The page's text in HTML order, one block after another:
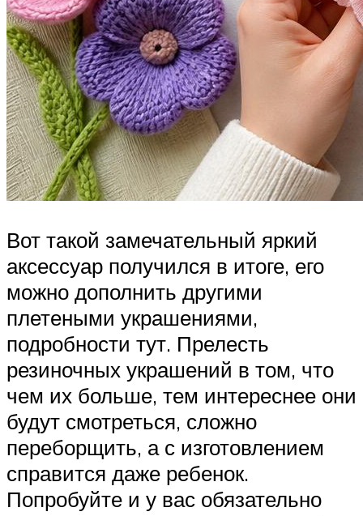
Вот такой замечательный яркий
аксессуар получился в итоге, его
можно дополнить другими
плетеными украшениями,
подробности тут. Прелесть
резиночных украшений в том, что
чем их больше, тем интереснее они
будут смотреться, сложно
переборщить, а с изготовлением
справится даже ребенок.
Попробуйте и у вас обязательно